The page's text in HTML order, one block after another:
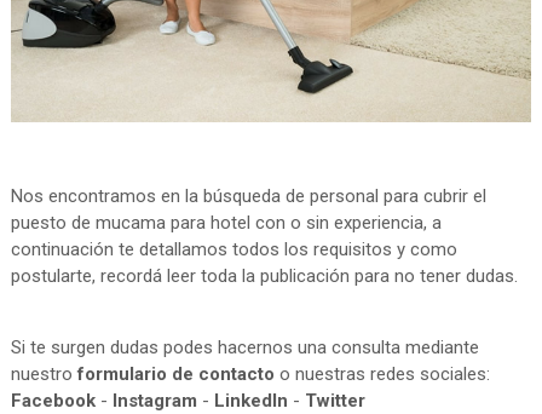
Nos encontramos en la búsqueda de personal para cubrir el
puesto de mucama para hotel con o sin experiencia, a
continuación te detallamos todos los requisitos y como
postularte, recordá leer toda la publicación para no tener dudas.
Si te surgen dudas podes hacernos una consulta mediante
nuestroformulario de contacto o nuestras redes sociales:
Facebook- Instagram - LinkedIn - Twitter